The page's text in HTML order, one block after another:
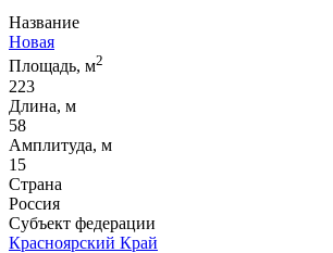
Название
Новая
Площадь, м2
223
Длина, м
58
Амплитуда, м
15
Страна
Россия
Субъект федерации
Красноярский Край